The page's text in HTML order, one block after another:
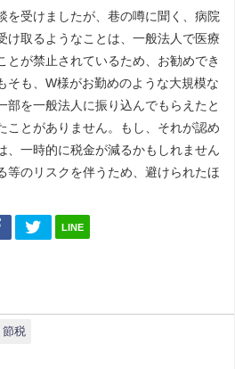
を受けましたが、巷の噂に聞く、病院
け取るようなことは、一般法人で医療
とが禁止されているため、お勧めでき
そも、W様がお勤めのような大規模な
部を一般法人に振り込んでもらえたと
ことがありません。もし、それが認め
、一時的に税金が減るかもしれません
等のリスクを伴うため、避けられたほ
LINE
節税